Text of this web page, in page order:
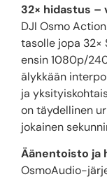
32× hidastus
DJI Osmo
tasolle jopa 32×
ensin 1080p/
älykkään
ja
on täydellinen
jokainen
Äänentoisto ja
OsmoAudio-